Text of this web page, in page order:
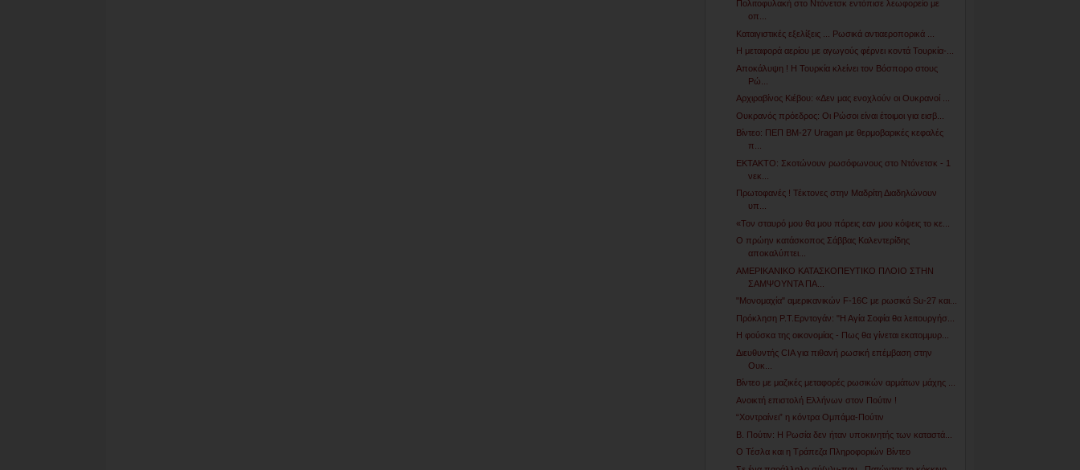
Πολιτοφυλακή στο Ντόνετσκ εντόπισε λεωφορείο με
οπ...
Καταιγιστικές εξελίξεις ... Ρωσικά αντιαεροπορικά ...
Η μεταφορά αερίου με αγωγούς φέρνει κοντά Τουρκία-...
Αποκάλυψη ! Η Τουρκία κλείνει τον Βόσπορο στους
Ρώ...
Αρχιραβίνος Κιέβου: «Δεν μας ενοχλούν οι Ουκρανοί ...
Ουκρανός πρόεδρος: Οι Ρώσοι είναι έτοιμοι για εισβ...
Βίντεο: ΠΕΠ ΒΜ-27 Uragan με θερμοβαρικές κεφαλές
π...
ΕΚΤΑΚΤΟ: Σκοτώνουν ρωσόφωνους στο Ντόνετσκ - 1
νεκ...
Πρωτοφανές ! Τέκτονες στην Μαδρίτη Διαδηλώνουν
υπ...
«Toν σταυρό μου θα μου πάρεις εαν μου κόψεις το κε...
Ο πρώην κατάσκοπος Σάββας Καλεντερίδης
αποκαλύπτει...
ΑΜΕΡΙΚΑΝΙΚΟ ΚΑΤΑΣΚΟΠΕΥΤΙΚΟ ΠΛΟΙΟ ΣΤΗΝ
ΣΑΜΨΟΥΝΤΑ ΠΑ...
"Μονομαχία" αμερικανικών F-16C με ρωσικά Su-27 και...
Πρόκληση Ρ.Τ.Ερντογάν: "Η Αγία Σοφία θα λειτουργήσ...
Η φούσκα της οικονομίας - Πως θα γίνεται εκατομμυρ...
Διευθυντής CIA για πιθανή ρωσική επέμβαση στην
Ουκ...
Βίντεο με μαζικές μεταφορές ρωσικών αρμάτων μάχης ...
Ανοικτή επιστολή Ελλήνων στον Πούτιν !
“Χοντραίνει” η κόντρα Ομπάμα-Πούτιν
Β. Πούτιν: Η Ρωσία δεν ήταν υποκινητής των καταστά...
Ο Τέσλα και η Τράπεζα Πληροφοριών Βίντεο